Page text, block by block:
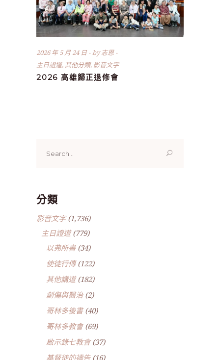
2026 年 5 月 24 日 by志恩
主日證道, 其他分類, 影音文字
2026 高雄歸正退修會
for:
分類
影音文字(1,736)
主日證道(779)
以弗所書(34)
使徒行傳(122)
其他講道(182)
創傷與醫治(2)
哥林多後書(40)
哥林多教會(69)
啟示錄七教會(37)
基督徒的禱告(16)